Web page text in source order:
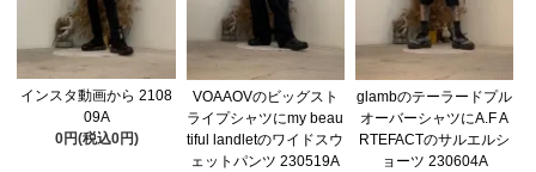
インスタ動画から 2108
09A
0円(税込0円)
VOAAOVのビッグスト
ライプシャツにmy beau
tiful landletのワイドスウ
ェットパンツ 230519A
glambのテーラードプル
オーバーシャツにA.F A
RTEFACTのサルエルシ
ョーツ 230604A